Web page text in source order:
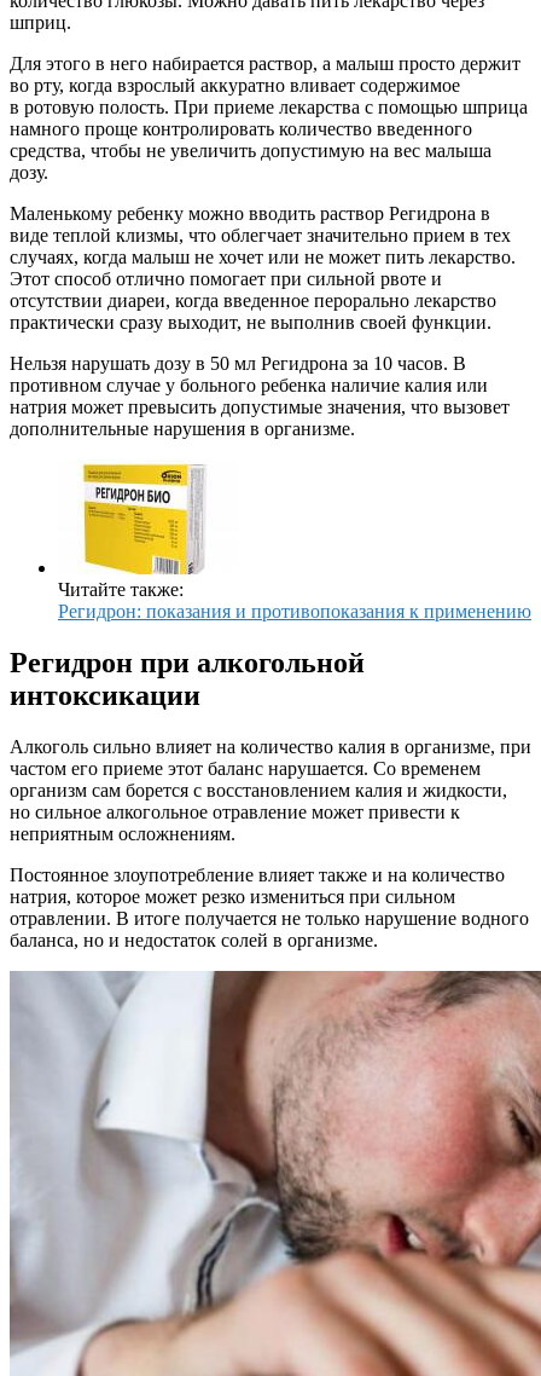
шприц.
Для этого в него набирается раствор, а малыш просто держит
во рту, когда взрослый аккуратно вливает содержимое
в ротовую полость. При приеме лекарства с помощью шприца
намного проще контролировать количество введенного
средства, чтобы не увеличить допустимую на вес малыша
дозу.
Маленькому ребенку можно вводить раствор Регидрона в
виде теплой клизмы, что облегчает значительно прием в тех
случаях, когда малыш не хочет или не может пить лекарство.
Этот способ отлично помогает при сильной рвоте и
отсутствии диареи, когда введенное перорально лекарство
практически сразу выходит, не выполнив своей функции.
Нельзя нарушать дозу в 50 мл Регидрона за 10 часов. В
противном случае у больного ребенка наличие калия или
натрия может превысить допустимые значения, что вызовет
дополнительные нарушения в организме.
Читайте также:
Регидрон: показания и противопоказания к применению
Регидрон при алкогольной
интоксикации
Алкоголь сильно влияет на количество калия в организме, при
частом его приеме этот баланс нарушается. Со временем
организм сам борется с восстановлением калия и жидкости,
но сильное алкогольное отравление может привести к
неприятным осложнениям.
Постоянное злоупотребление влияет также и на количество
натрия, которое может резко измениться при сильном
отравлении. В итоге получается не только нарушение водного
баланса, но и недостаток солей в организме.